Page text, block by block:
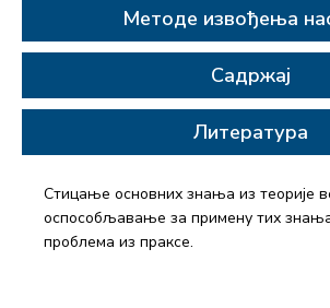
Методе извођења
Садржај
Литература
Стицање основних знања из теорије
оспособљавање за примену тих
проблема из праксе.